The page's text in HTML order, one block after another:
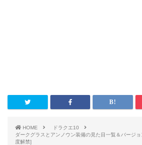
HOME
ドラクエ10
ダークグラスとアンノウン装備の見た目一覧＆バージ
度解禁]